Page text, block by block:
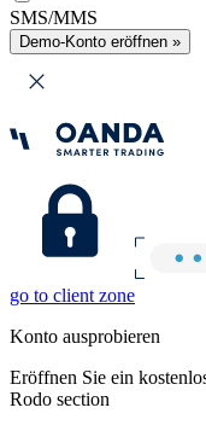
SMS/MMS
Demo-Konto eröffnen »
go to client zone
Konto ausprobieren
Eröffnen Sie ein
Rodo section